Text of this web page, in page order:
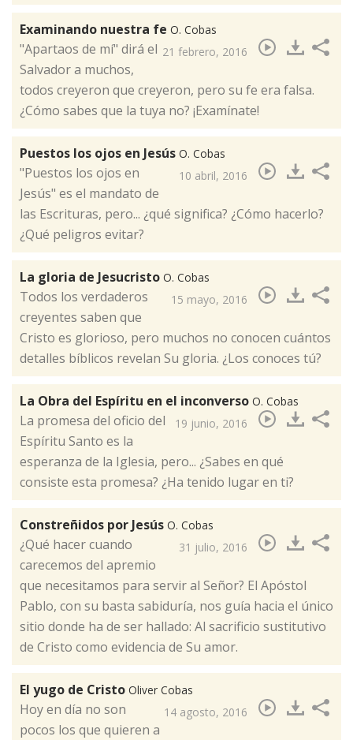
Examinando nuestra fe O. Cobas
21 febrero, 2016
"​Apartaos de mí" dirá el
Salvador a muchos,
todos creyeron que creyeron, pero su fe era falsa.
¿Cómo sabes que la tuya no? ¡Examínate!
Puestos los ojos en Jesús O. Cobas
10 abril, 2016
"Puestos los ojos en
Jesús" es el mandato de
las Escrituras, pero... ¿qué significa? ¿Cómo hacerlo?
¿Qué peligros evitar?​
La gloria de Jesucristo O. Cobas
15 mayo, 2016
Todos los verdaderos
creyentes saben que
Cristo es glorioso,​ pero muchos no conocen cuántos
detalles bíblicos revelan Su gloria. ¿Los conoces tú?
La Obra del Espíritu en el inconverso O. Cobas
19 junio, 2016
La promesa del oficio del
Espíritu Santo es la
esperanza de la Iglesia, pero... ¿Sabes en qué
consiste esta promesa? ¿Ha tenido lugar en ti? ​
Constreñidos por Jesús O. Cobas
31 julio, 2016
¿Qué hacer cuando
carecemos del apremio
que necesitamos para servir al Señor? El Apóstol
Pablo, con su basta sabiduría, nos guía hacia el único
sitio donde ha de ser hallado: Al sacrificio sustitutivo
de Cristo como evidencia de Su amor​.
El yugo de Cristo Oliver Cobas
14 agosto, 2016
​Hoy en día no son
pocos los que quieren a